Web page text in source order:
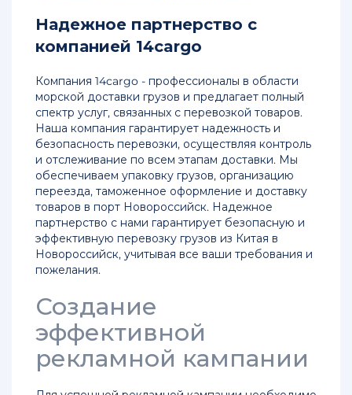
из
в
Доставка
груза
из
Китая
в
Москву
Доставка
сборных
грузов
из
в
Москву
Перевозки
грузов
Надежное партнерство с
компанией 14cargo
Компания 14cargo - профессионалы в области
морской доставки грузов и предлагает полный
спектр услуг, связанных с перевозкой товаров.
Наша компания гарантирует надежность и
безопасность перевозки, осуществляя контроль
и отслеживание по всем этапам доставки. Мы
обеспечиваем упаковку грузов, организацию
переезда, таможенное оформление и доставку
товаров в порт Новороссийск. Надежное
партнерство с нами гарантирует безопасную и
эффективную перевозку грузов из Китая в
Новороссийск, учитывая все ваши требования и
пожелания.
Создание
эффективной
рекламной кампании